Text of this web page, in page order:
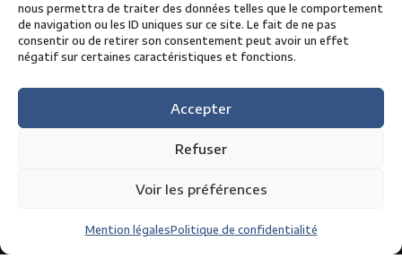
nous permettra de traiter des données telles que le comportement
de navigation ou les ID uniques sur ce site. Le fait de ne pas
consentir ou de retirer son consentement peut avoir un effet
négatif sur certaines caractéristiques et fonctions.
Accepter
Refuser
Voir les préférences
Mention légalesPolitique de confidentialité
05 63 49 15 15
contact@circuit-albi.fr
Coupe de France des circuits
Grand Prix Camions